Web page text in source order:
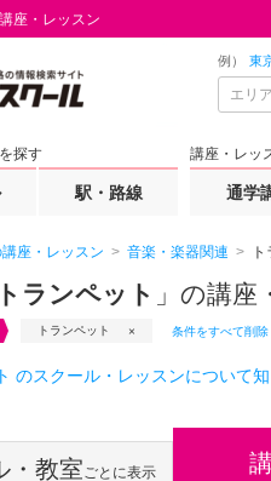
座・レッスン
例） 東
探す
駅・路線
講座・レッ
通学
座・レッスン 音楽・楽器関連
トランペット 」の講座
トランペット 条件をすべて削除
のスクール・レッスンについて
・教室ごとに表示